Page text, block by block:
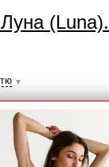
(Luna).
▼